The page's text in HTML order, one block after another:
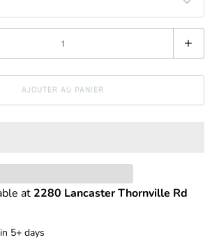
AJOUTER AU PANIER
at 2280 Lancaster Thornville Rd
5+ days